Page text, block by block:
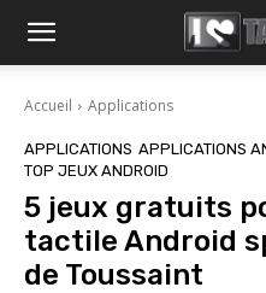
Accueil Applications
APPLICATIONS APPLICATIONS
TOP JEUX ANDROID
5 jeux gratuits
tactile Android
de Toussaint